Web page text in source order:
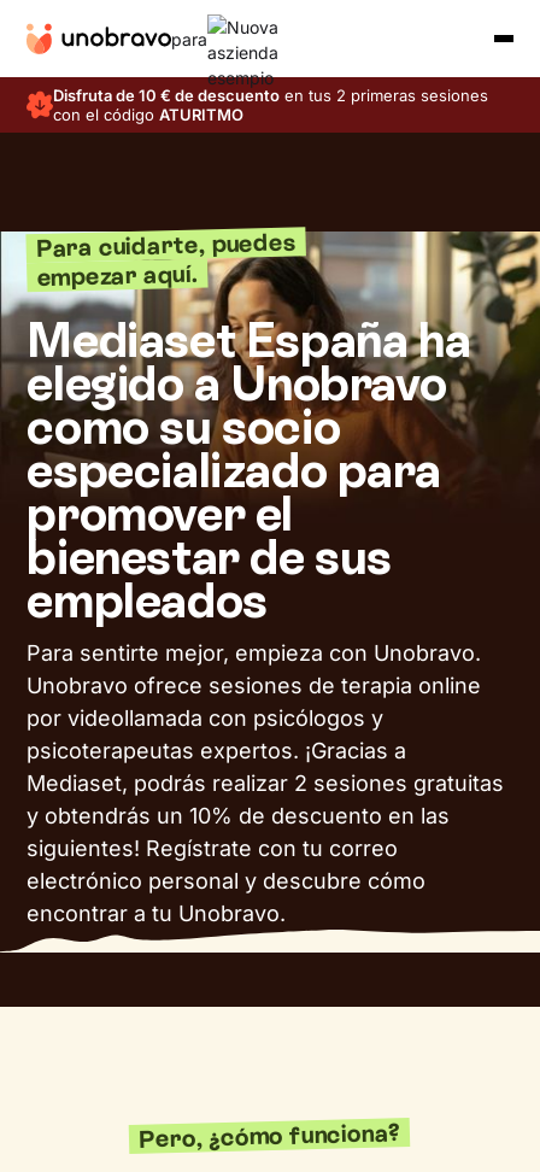
para
Disfruta de 10 € de descuento en tus 2 primeras sesiones
con el códigoATURITMO
Para cuidarte, puedes
empezar aquí.
Mediaset España ha
elegido a Unobravo
como su socio
especializado para
promover el
bienestar de sus
empleados
Para sentirte mejor, empieza con Unobravo.
Unobravo ofrece sesiones de terapia online
por videollamada con psicólogos y
psicoterapeutas expertos. ¡Gracias a
Mediaset, podrás realizar 2 sesiones gratuitas
y obtendrás un 10% de descuento en las
siguientes! Regístrate con tu correo
electrónico personal y descubre cómo
encontrar a tu Unobravo.
Pero, ¿cómo funciona?